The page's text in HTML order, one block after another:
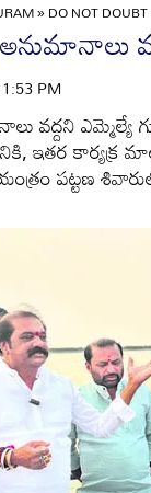
»DO NOT
PM
వద్దని
ఇతర కార్యక్ర
పట్టణ